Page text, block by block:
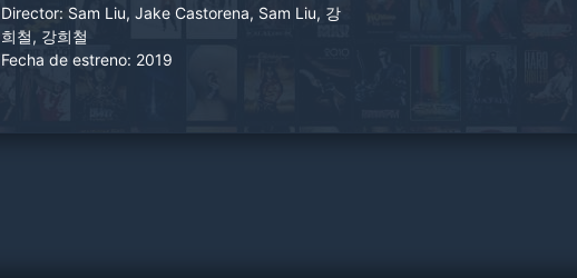
Director: Sam Liu, Jake Castorena, Sam Liu, 강
희철, 강희철
Fecha de estreno: 2019